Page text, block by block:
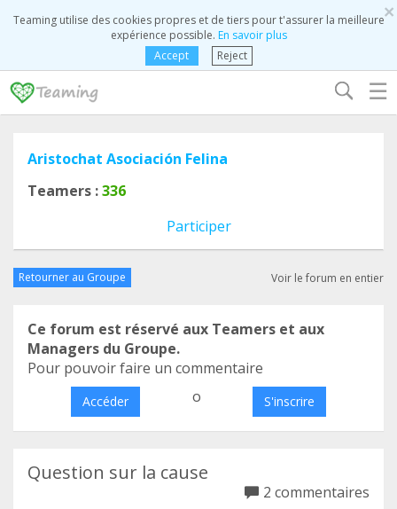
×
Teaming utilise des cookies propres et de tiers pour t'assurer la meilleure
expérience possible. En savoir plus
Accept
Reject
☰
Aristochat Asociación Felina
Teamers :336
Participer
Retourner au Groupe Voir le forum en entier
Ce forum est réservé aux Teamers et aux
Managers du Groupe.
Pour pouvoir faire un commentaire
Accéder o S'inscrire
Question sur la cause
2 commentaires